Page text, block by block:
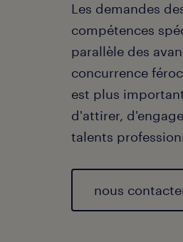
Les demandes
compétences
parallèle des
concurrence
est plus
d'attirer,
talents
nous